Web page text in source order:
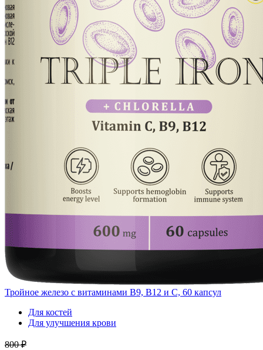
Тройное железо с витаминами В9, В12 и С, 60 капсул
Для костей
Для улучшения крови
800 ₽